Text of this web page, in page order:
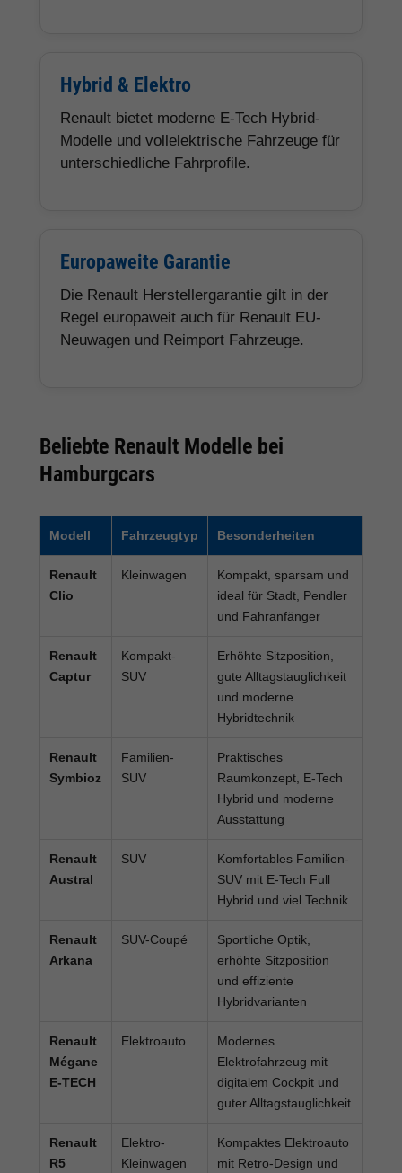
Hybrid & Elektro
Renault bietet moderne E-Tech Hybrid-
Modelle und vollelektrische Fahrzeuge für
unterschiedliche Fahrprofile.
Europaweite Garantie
Die Renault Herstellergarantie gilt in der
Regel europaweit auch für Renault EU-
Neuwagen und Reimport Fahrzeuge.
Beliebte Renault Modelle bei
Hamburgcars
Modell Fahrzeugtyp Besonderheiten
Renault
Clio
Kleinwagen
Kompakt, sparsam und
ideal für Stadt, Pendler
und Fahranfänger
Renault
Captur
Kompakt-
SUV
Erhöhte Sitzposition,
gute Alltagstauglichkeit
und moderne
Hybridtechnik
Renault
Symbioz
Familien-
SUV
Praktisches
Raumkonzept, E-Tech
Hybrid und moderne
Ausstattung
Renault
Austral
SUV
Komfortables Familien-
SUV mit E-Tech Full
Hybrid und viel Technik
Renault
Arkana
SUV-Coupé
Sportliche Optik,
erhöhte Sitzposition
und effiziente
Hybridvarianten
Renault
Mégane
E-TECH
Elektroauto
Modernes
Elektrofahrzeug mit
digitalem Cockpit und
guter Alltagstauglichkeit
Renault
R5
Elektro-
Kleinwagen
Kompaktes Elektroauto
mit Retro-Design und